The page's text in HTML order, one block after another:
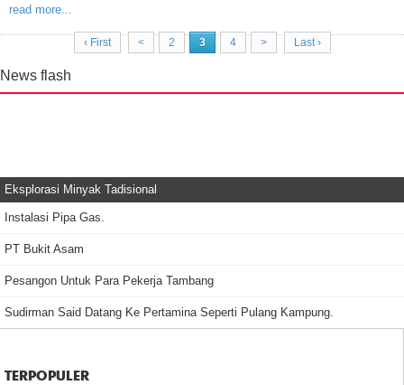
read more...
‹ First < 2 3 4 > Last ›
News flash
Eksplorasi Minyak Tadisional
Instalasi Pipa Gas.
PT Bukit Asam
Pesangon Untuk Para Pekerja Tambang
Sudirman Said Datang Ke Pertamina Seperti Pulang Kampung.
TERPOPULER